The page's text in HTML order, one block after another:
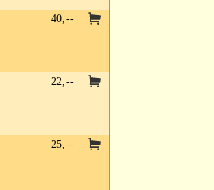
40,--
22,--
25,--